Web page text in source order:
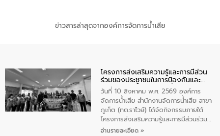
ข่าวสารล่าสุดจากองค์การจัดการน้ำเสีย
โครงการส่งเสริมความรู้และการมีส่วน
ร่วมของประชาชนในการป้องกันและ
แก้ไขปัญหาน้ำเสียอย่างยั่งยืน
วันที่ 10 สิงหาคม พ.ศ. 2569 องค์การ
จัดการน้ำเสีย สำนักงานจัดการน้ำเสีย สาขา
ภูเก็ต (ทต.ราไวย์) ได้จัดกิจกรรมภายใต้
โครงการส่งเสริมความรู้และการมีส่วนร่วม
ของประชาชนในการป้องกันและแก้ไขปัญหา
อ่านรายละเอียด »